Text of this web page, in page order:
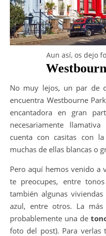
Aun así, os dejo
No muy lejos, un par de
encuentra Westbourne
encantadora en gran
necesariamente
cuenta con casitas con
muchas de ellas blancas o
Pero aquí hemos venido a
te preocupes, entre
también algunas
azul, entre otros. La
probablemente una de
foto del post). Para verlas